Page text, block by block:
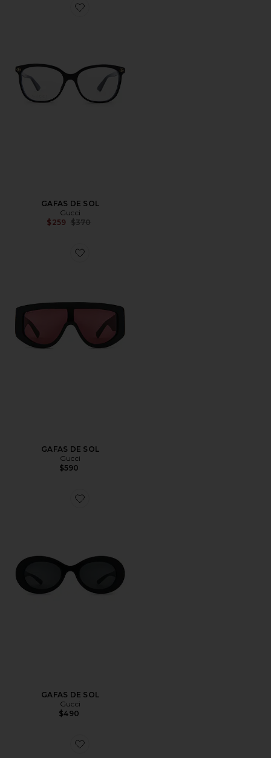
Favorite GAFAS DE SOL
GAFAS DE SOL
Gucci
$259 Previous price:
$370
Favorite GAFAS DE SOL
GAFAS DE SOL
Gucci
$590
Favorite GAFAS DE SOL
GAFAS DE SOL
Gucci
$490
Favorite GAFAS DE SOL